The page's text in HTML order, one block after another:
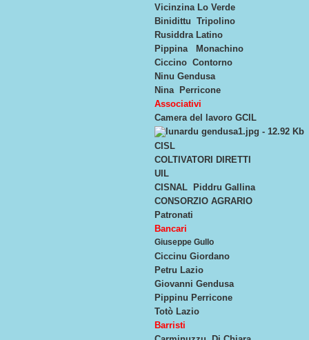
Vicinzina Lo Verde
Binidittu Tripolino
Rusiddra Latino
Pippina Monachino
Ciccino Contorno
Ninu Gendusa
Nina Perricone
Associativi
Camera del lavoro GCIL
CISL
COLTIVATORI DIRETTI
UIL
CISNAL Piddru Gallina
CONSORZIO AGRARIO
Patronati
Bancari
Giuseppe Gullo
Ciccinu Giordano
Petru Lazio
Giovanni Gendusa
Pippinu Perricone
Totò Lazio
Barristi